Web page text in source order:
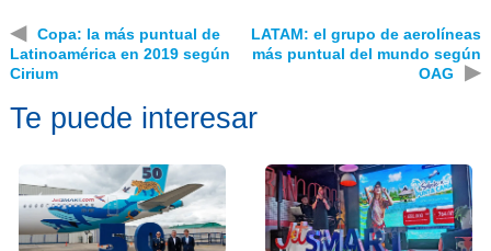
◀
Copa: la más puntual de
Latinoamérica en 2019 según
Cirium
LATAM: el grupo de aerolíneas
más puntual del mundo según
OAG
▶
Te puede interesar